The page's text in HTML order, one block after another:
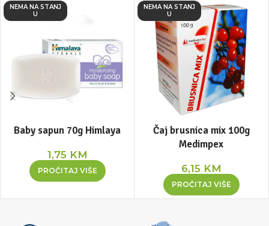
NEMA NA STANJ
U
Baby sapun 70g Himlaya
1,75 KM
PROČITAJ VIŠE
NEMA NA STANJ
U
Čaj brusnica mix 100g
Medimpex
6,15 KM
PROČITAJ VIŠE